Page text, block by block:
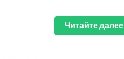
Читайте далее